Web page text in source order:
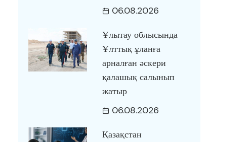
06.08.2026
Ұлытау облысында
Ұлттық ұланға
арналған әскери
қалашық салынып
жатыр
06.08.2026
Қазақстан